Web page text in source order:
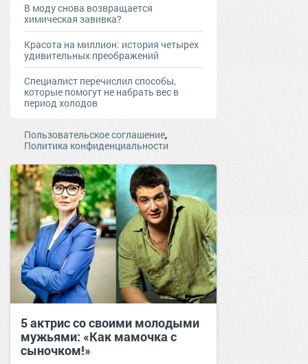
В моду снова возвращается
химическая завивка?
Красота на миллион: история четырех
удивительных преображений
Специалист перечислил способы,
которые помогут не набрать вес в
период холодов
Пользовательское соглашение,
Политика конфиденциальности
5 актрис со своими молодыми
мужьями: «Как мамочка с
сыночком!»